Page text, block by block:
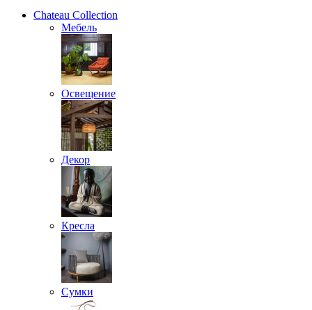
Chateau Collection
Мебель
Освещение
Декор
Кресла
Сумки